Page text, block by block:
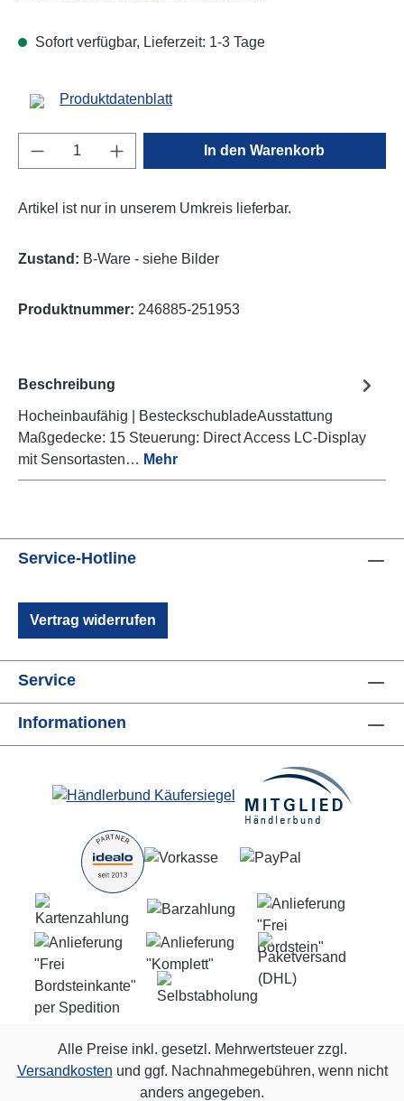
Sofort verfügbar, Lieferzeit: 1-3 Tage
Produktdatenblatt
Produkt Anzahl: Gib den gewünschten
In den Warenkorb
Artikel ist nur in unserem Umkreis lieferbar.
Zustand: B-Ware - siehe Bilder
Produktnummer: 246885-251953
Beschreibung
Hocheinbaufähig | BesteckschubladeAusstattung
Maßgedecke: 15 Steuerung: Direct Access LC-Display
mit Sensortasten… Mehr
Service-Hotline
Vertrag widerrufen
Service
Informationen
Alle Preise inkl. gesetzl. Mehrwertsteuer zzgl.
Versandkosten und ggf. Nachnahmegebühren, wenn nicht
anders angegeben.